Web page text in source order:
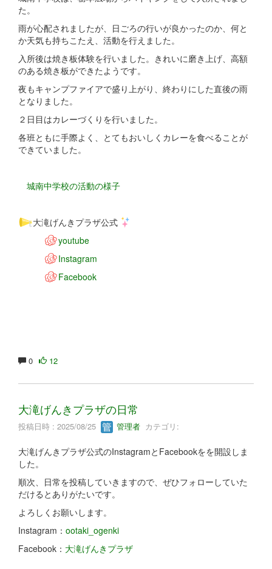
た。
雨が心配されましたが、日ごろの行いが良かったのか、何と
か天気も持ちこたえ、活動を行えました。
入所後は焼き板体験を行いました。きれいに磨き上げ、高額
のある焼き板ができたようです。
夜もキャンプファイアで盛り上がり、終わりにした直後の雨
となりました。
２日目はカレーづくりを行いました。
各班ともに手際よく、とてもおいしくカレーを食べることが
できていました。
城南中学校の活動の様子
大滝げんきプラザ公式
youtube
Instagram
Facebook
0 12
大滝げんきプラザの日常
投稿日時 : 2025/08/25 管理者 カテゴリ:
大滝げんきプラザ公式のInstagramとFacebookをを開設しま
した。
順次、日常を投稿していきますので、ぜひフォローしていた
だけるとありがたいです。
よろしくお願いします。
Instagram： ootaki_ogenki
Facebook： 大滝げんきプラザ